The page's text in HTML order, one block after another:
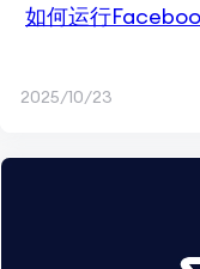
如何运行
2025/10/23